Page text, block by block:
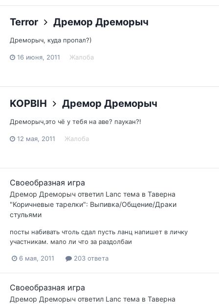
Terror Дремор Дреморыч
Дреморыч, куда пропал?)
16 июня, 2011 Жалоба
KOPBIH Дремор Дреморыч
Дреморыч,это чё у тебя на аве? паукан?!
12 мая, 2011 Жалоба
Своеобразная игра
Дремор Дреморыч ответил Lanc тема в Таверна
"Коричневые тарелки": Выпивка/Общение/Драки
стульями
посты набивать чтоль сдал пусть ланц напишет в личку
участникам. мало ли что за раздолбаи
6 мая, 2011 203 ответа
Своеобразная игра
Дремор Дреморыч ответил Lanc тема в Таверна